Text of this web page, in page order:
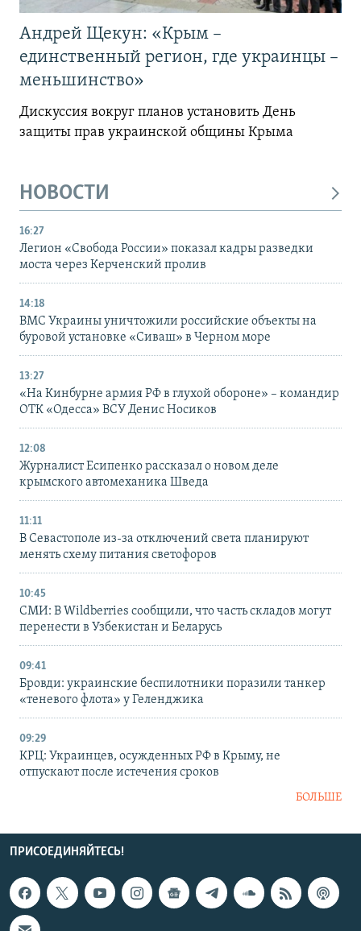
Андрей Щекун: «Крым –
единственный регион, где украинцы –
меньшинство»
Дискуссия вокруг планов установить День
защиты прав украинской общины Крыма
НОВОСТИ
16:27
Легион «Свобода России» показал кадры разведки
моста через Керченский пролив
14:18
ВМС Украины уничтожили российские объекты на
буровой установке «Сиваш» в Черном море
13:27
«На Кинбурне армия РФ в глухой обороне» – командир
ОТК «Одесса» ВСУ Денис Носиков
12:08
Журналист Есипенко рассказал о новом деле
крымского автомеханика Шведа
11:11
В Севастополе из-за отключений света планируют
менять схему питания светофоров
10:45
СМИ: В Wildberries сообщили, что часть складов могут
перенести в Узбекистан и Беларусь
09:41
Бровди: украинские беспилотники поразили танкер
«теневого флота» у Геленджика
09:29
КРЦ: Украинцев, осужденных РФ в Крыму, не
отпускают после истечения сроков
БОЛЬШЕ
ПРИСОЕДИНЯЙТЕСЬ!